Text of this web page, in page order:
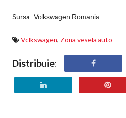
Sursa: Volkswagen Romania
Volkswagen, Zona vesela auto
Distribuie: